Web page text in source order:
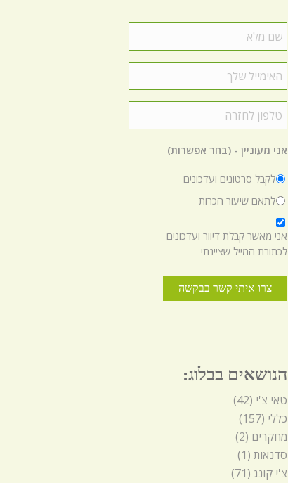
מלא *
שלך
*
לחזרה
*
אני מעוניין - (בחר אפשרות)
לקבל סרטונים ועדכונים
לתאם שיעור הכרות
*
אני מאשר קבלת דיוור ועדכונים
לכתובת המייל שציינתי
הנושאים בבלוג:
טאי צ'י (42)
כללי (157)
מחקרים (2)
סדנאות (1)
צ'י קונג (71)